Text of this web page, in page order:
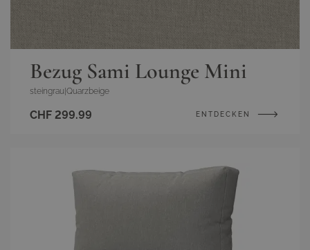
Bezug Sami Lounge Mini
steingrau Quarzbeige
CHF 299.99 ENTDECKEN